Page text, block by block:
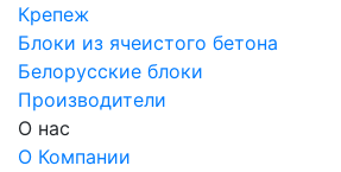
Крепеж
Блоки из ячеистого бетона
Белорусские блоки
Производители
О нас
О Компании